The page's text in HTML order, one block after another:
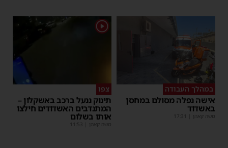
במהלך העבודה
אישה נפלה מסולם במחסן
באשדוד
משה קאהן 17:31
1
צפו
תינוק ננעל ברכב באשקלון –
המתנדבים האשדודים חילצו
אותו בשלום
משה קאהן 11:53